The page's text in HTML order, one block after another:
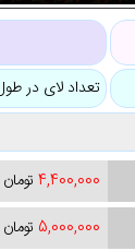
تعداد لای در طول : 400 (59
4,400,000 تومان
5,000,000 تومان